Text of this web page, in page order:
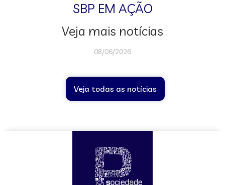
SBP EM AÇÃO
Veja mais notícias
08/06/2026
Veja todas as notícias